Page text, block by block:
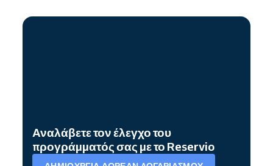
Αναλάβετε τον έλεγχο του
προγράμματός σας με το Reservio